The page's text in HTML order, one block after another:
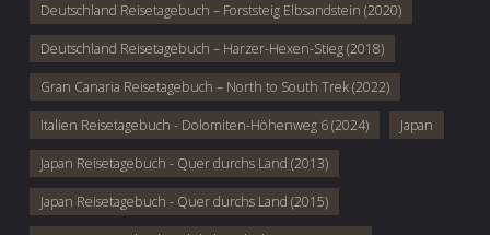
Deutschland Reisetagebuch – Forststeig Elbsandstein (2020)
Deutschland Reisetagebuch – Harzer-Hexen-Stieg (2018)
Gran Canaria Reisetagebuch – North to South Trek (2022)
Italien Reisetagebuch - Dolomiten-Höhenweg 6 (2024) Japan
Japan Reisetagebuch - Quer durchs Land (2013)
Japan Reisetagebuch - Quer durchs Land (2015)